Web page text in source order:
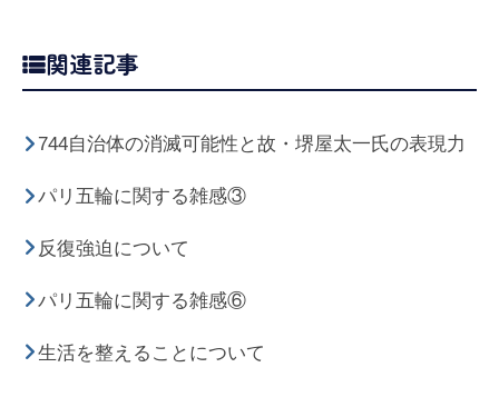
関連記事
744自治体の消滅可能性と故・堺屋太一氏の表現力
パリ五輪に関する雑感③
反復強迫について
パリ五輪に関する雑感⑥
生活を整えることについて